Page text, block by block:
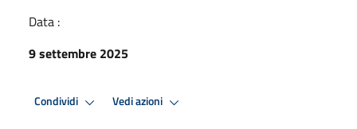
Data :
9 settembre 2025
Condividi Vedi azioni